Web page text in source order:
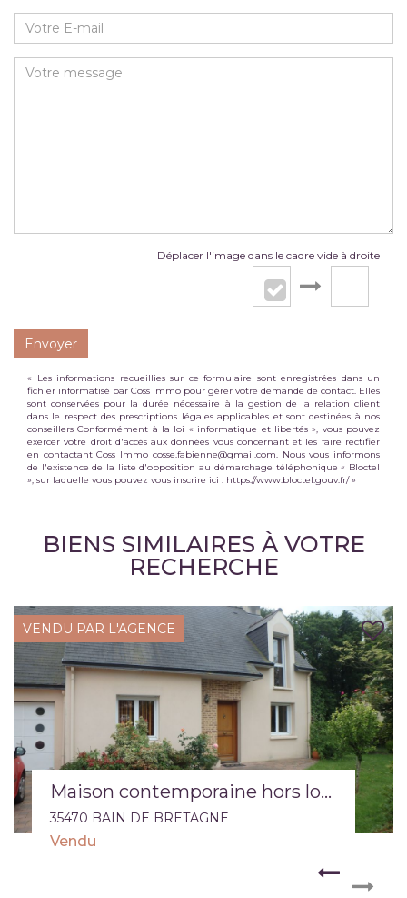
Déplacer l'image dans le cadre vide à droite
Envoyer
« Les informations recueillies sur ce formulaire sont enregistrées dans un
fichier informatisé par Coss Immo pour gérer votre demande de contact. Elles
sont conservées pour la durée nécessaire à la gestion de la relation client
dans le respect des prescriptions légales applicables et sont destinées à nos
conseillers Conformément à la loi « informatique et libertés », vous pouvez
exercer votre droit d'accès aux données vous concernant et les faire rectifier
en contactant Coss Immo cosse.fabienne@gmail.com. Nous vous informons
de l'existence de la liste d'opposition au démarchage téléphonique « Bloctel
», sur laquelle vous pouvez vous inscrire ici : https://www.bloctel.gouv.fr/»
BIENS SIMILAIRES À VOTRE
RECHERCHE
VENDU PAR L'AGENCE
Maison contemporaine hors lotissement environnement verdoyant
35470 BAIN DE BRETAGNE
Vendu